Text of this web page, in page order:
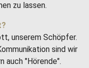
zu lassen.
unserem Schöpfer.
sind wir
auch "Hörende".